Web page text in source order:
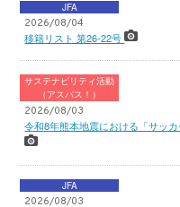
JFA
2026/08/04
移籍リスト 第26-22号
サステナビリティ活動
（アスパス！）
2026/08/03
令和8年熊本地震における「サッ
JFA
2026/08/03